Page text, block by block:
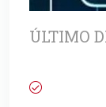
ÚLTIMO